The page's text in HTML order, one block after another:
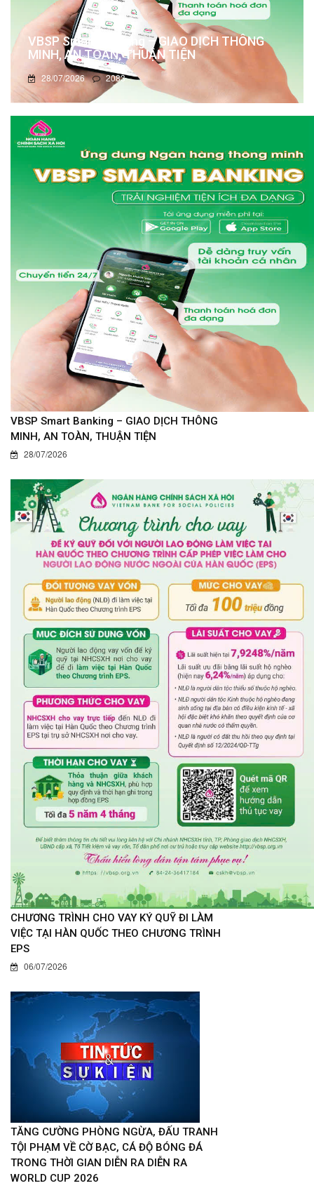
VBSP Smart Banking – GIAO DỊCH THÔNG
MINH, AN TOÀN, THUẬN TIỆN
28/07/2026 2083
VBSP Smart Banking – GIAO DỊCH THÔNG
MINH, AN TOÀN, THUẬN TIỆN
28/07/2026
CHƯƠNG TRÌNH CHO VAY KÝ QUỸ ĐI LÀM
VIỆC TẠI HÀN QUỐC THEO CHƯƠNG TRÌNH
EPS
06/07/2026
TĂNG CƯỜNG PHÒNG NGỪA, ĐẤU TRANH
TỘI PHẠM VỀ CỜ BẠC, CÁ ĐỘ BÓNG ĐÁ
TRONG THỜI GIAN DIỄN RA DIỄN RA
WORLD CUP 2026